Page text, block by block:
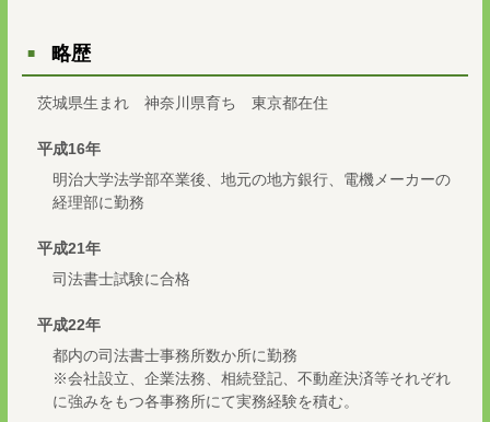
略歴
茨城県生まれ 神奈川県育ち 東京都在住
平成16年
明治大学法学部卒業後、地元の地方銀行、電機メーカーの
経理部に勤務
平成21年
司法書士試験に合格
平成22年
都内の司法書士事務所数か所に勤務
※会社設立、企業法務、相続登記、不動産決済等それぞれ
に強みをもつ各事務所にて実務経験を積む。